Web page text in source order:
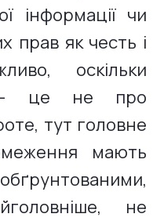
інформації чи
прав як честь і
оскільки
— це не про
тут головне
мають
не